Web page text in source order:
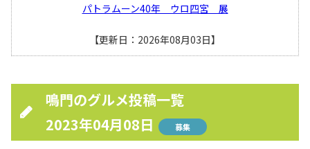
パトラムーン40年 ウロ四宮 展
【更新日：2026年08月03日】
鳴門のグルメ投稿一覧
2023年04月08日
募集